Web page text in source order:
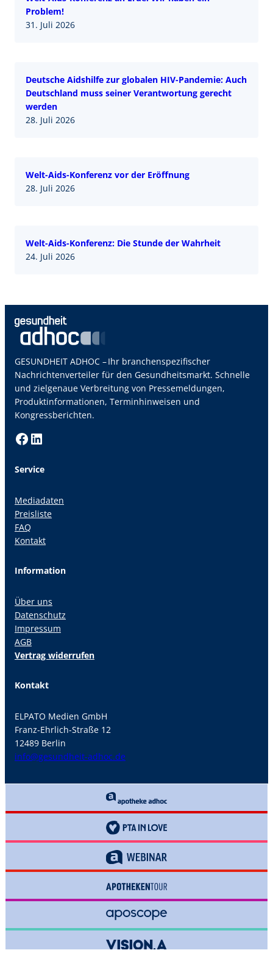
Problem!
31. Juli 2026
Deutsche Aidshilfe zur globalen HIV-Pandemie: Auch
Deutschland muss seiner Verantwortung gerecht
werden
28. Juli 2026
Welt-Aids-Konferenz vor der Eröffnung
28. Juli 2026
Welt-Aids-Konferenz: Die Stunde der Wahrheit
24. Juli 2026
GESUNDHEIT ADHOC – Ihr branchenspezifischer
Nachrichtenverteiler für den Gesundheitsmarkt. Schnelle
und zielgenaue Verbreitung von Pressemeldungen,
Produktinformationen, Terminhinweisen und
Kongressberichten.
Facebook LinkedIn
Service
Mediadaten
Preisliste
FAQ
Kontakt
Information
Über uns
Datenschutz
Impressum
AGB
Vertrag widerrufen
Kontakt
ELPATO Medien GmbH
Franz-Ehrlich-Straße 12
12489 Berlin
info@gesundheit-adhoc.de